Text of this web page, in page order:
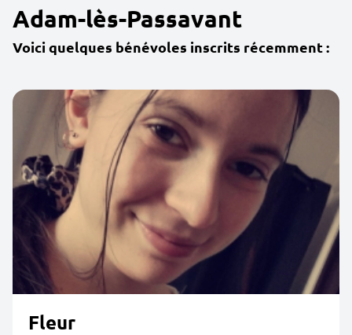
Adam-lès-Passavant
Voici quelques bénévoles inscrits récemment :
Fleur